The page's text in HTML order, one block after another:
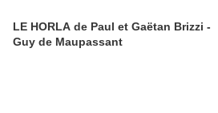
LE HORLA de Paul et Gaëtan Brizzi -
Guy de Maupassant